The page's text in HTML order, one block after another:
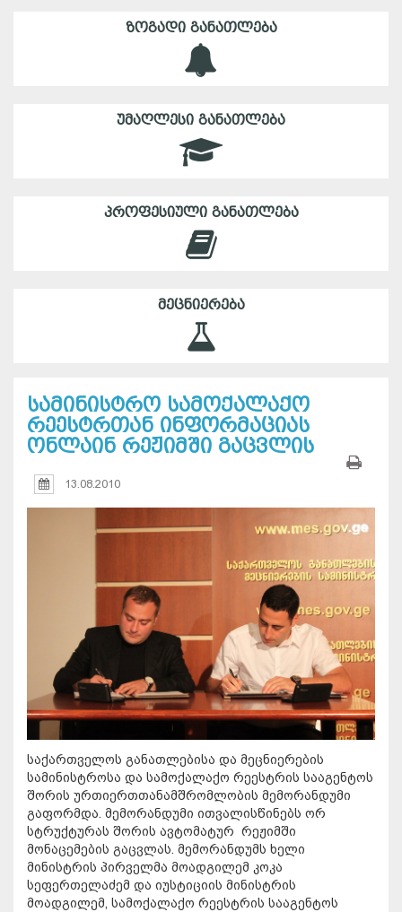
ᲖᲝᲒᲐᲓᲘ ᲒᲐᲜᲐᲗᲚᲔᲑᲐ
ᲣᲛᲐᲦᲚᲔᲡᲘ ᲒᲐᲜᲐᲗᲚᲔᲑᲐ
ᲞᲠᲝᲤᲔᲡᲘᲣᲚᲘ ᲒᲐᲜᲐᲗᲚᲔᲑᲐ
ᲛᲔᲪᲜᲘᲔᲠᲔᲑᲐ
სამინისტრო სამოქალაქო
რეესტრთან ინფორმაციას
ონლაინ რეჟიმში გაცვლის
13.08.2010
საქართველოს განათლებისა და მეცნიერების
სამინისტროსა და სამოქალაქო რეესტრის სააგენტოს
შორის ურთიერთთანამშრომლობის მემორანდუმი
გაფორმდა. მემორანდუმი ითვალისწინებს ორ
სტრუქტურას შორის ავტომატურ რეჟიმში
მონაცემების გაცვლას. მემორანდუმს ხელი
მინისტრის პირველმა მოადგილემ კოკა
სეფერთელაძემ და იუსტიციის მინისტრის
მოადგილემ, სამოქალაქო რეესტრის სააგენტოს